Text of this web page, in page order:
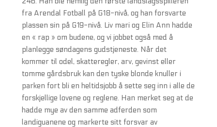
fra Arendal Fotball på G18-nivå, og han forsvarte
plassen sin på G19-nivå. Liv mari og Elin Ann hadde
en « rap » om budene, og vi jobbet også med å
planlegge søndagens gudstjeneste. Når det
kommer til odel, skatteregler, arv, gevinst eller
tomme gårdsbruk kan den tyske blonde knuller i
parken fort bli en heltidsjobb å sette seg inn i alle de
forskjellige lovene og reglene. Han merket seg at de
hadde mye av den samme adferden som
landiguanene og markerte sitt forsvar av